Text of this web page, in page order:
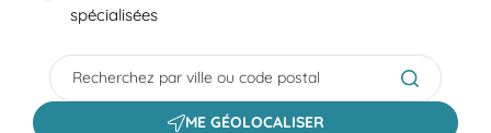
spécialisées
City, State/Province, Zip or City & Country
Submit a
ME GÉOLOCALISER